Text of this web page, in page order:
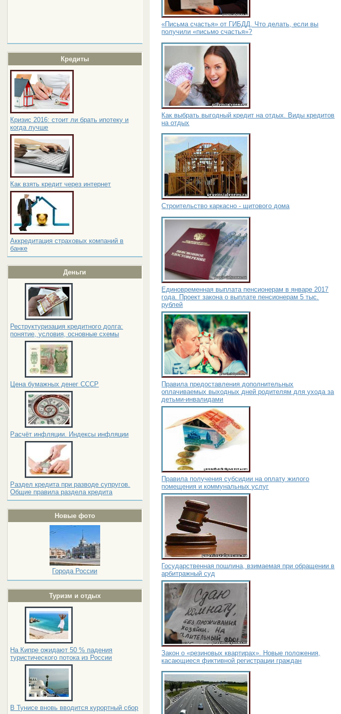
Кредиты
Кризис 2016: стоит ли брать ипотеку и
когда лучше
Как взять кредит через интернет
Аккредитация страховых компаний в
банке
Деньги
Реструктуризация кредитного долга:
понятие, условия, основные схемы
Цена бумажных денег СССР
Расчёт инфляции. Индексы инфляции
Раздел кредита при разводе супругов.
Общие правила раздела кредита
Новые фото
Города России
Туризм и отдых
На Кипре ожидают 50 % падения
туристического потока из России
В Тунисе вновь вводится курортный сбор
«Письма счастья» от ГИБДД. Что делать, если вы
получили «письмо счастья»?
Как выбрать выгодный кредит на отдых. Виды кредитов
на отдых
Строительство каркасно - щитового дома
Единовременная выплата пенсионерам в январе 2017
года. Проект закона о выплате пенсионерам 5 тыс.
рублей
Правила предоставления дополнительных
оплачиваемых выходных дней родителям для ухода за
детьми-инвалидами
Правила получения субсидии на оплату жилого
помещения и коммунальных услуг
Государственная пошлина, взимаемая при обращении в
арбитражный суд
Закон о «резиновых квартирах». Новые положения,
касающиеся фиктивной регистрации граждан